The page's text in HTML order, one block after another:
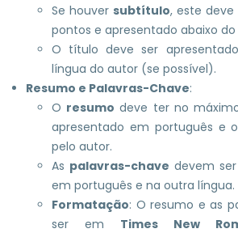
Se houver subtítulo, este deve
pontos e apresentado abaixo
O título deve ser
língua do autor (se possível).
Resumo e Palavras-Chave:
O resumo deve ter no
apresentado em português e
pelo autor.
As palavras-chave devem
em português e na outra língua.
Formatação: O resumo e as
ser em Times New